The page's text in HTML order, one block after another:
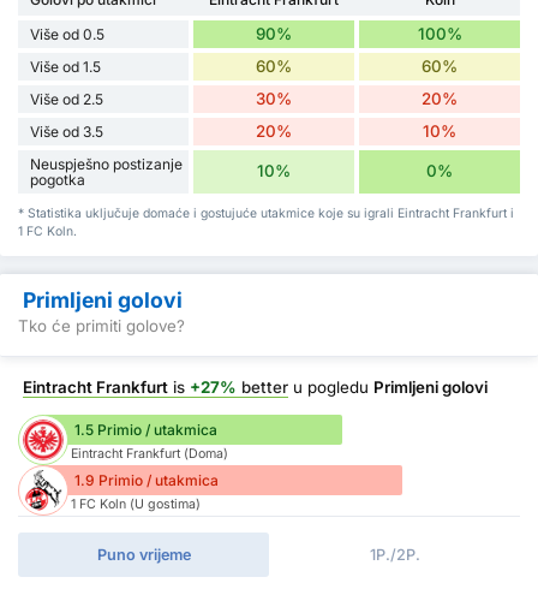
Više od 0.5
90% 100%
Više od 1.5 60% 60%
Više od 2.5 30% 20%
Više od 3.5 20% 10%
Neuspješno postizanje
pogotka
10% 0%
* Statistika uključuje domaće i gostujuće utakmice koje su igrali Eintracht Frankfurt i
1 FC Koln.
Primljeni golovi
Tko će primiti golove?
Eintracht Frankfurt is +27% better u pogledu Primljeni golovi
1.5 Primio / utakmica
Eintracht Frankfurt (Doma)
1.9 Primio / utakmica
1 FC Koln (U gostima)
Puno vrijeme 1P./2P.